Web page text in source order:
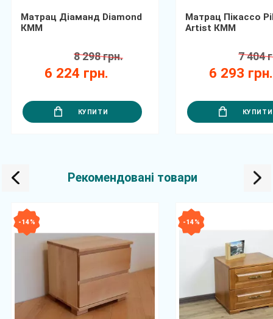
Матрац Діаманд Diamond
КММ
6 224 грн.
8 298 грн.
КУПИТИ
Матрац Пікассо
Artist КММ
6 293
7 404
КУПИТИ
Рекомендовані товари
- 14 % - 14 %